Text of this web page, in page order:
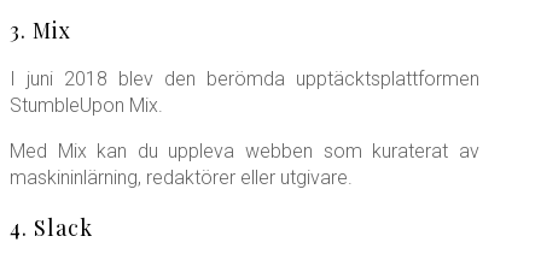
3. Mix
I juni 2018 blev den berömda upptäcktsplattformen
StumbleUpon Mix.
Med Mix kan du uppleva webben som kuraterat av
maskininlärning, redaktörer eller utgivare.
4. Slack